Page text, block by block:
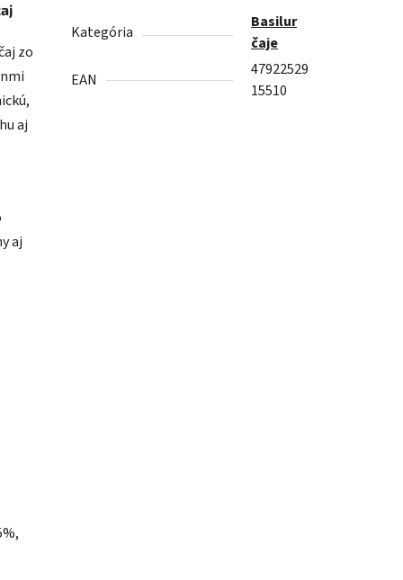
zo
aj
aj
Kategória
Basilur
čaje
EAN
47922529
15510